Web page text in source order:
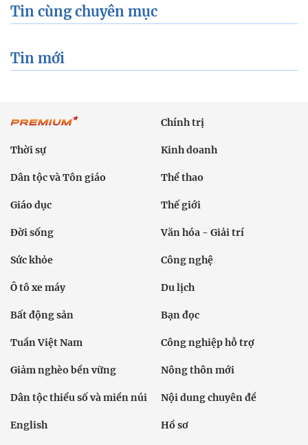
Tin cùng chuyên mục
Tin mới
Chính trị
Thời sự Kinh doanh
Dân tộc và Tôn giáo Thể thao
Giáo dục Thế giới
Đời sống Văn hóa - Giải trí
Sức khỏe Công nghệ
Ô tô xe máy Du lịch
Bất động sản Bạn đọc
Tuần Việt Nam Công nghiệp hỗ trợ
Giảm nghèo bền vững Nông thôn mới
Dân tộc thiểu số và miền núi Nội dung chuyên đề
English Hồ sơ